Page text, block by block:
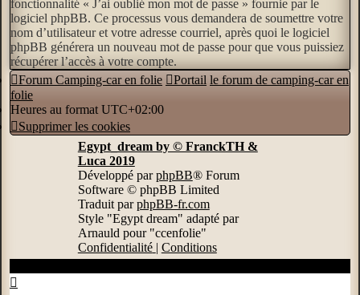
fonctionnalité « J’ai oublié mon mot de passe » fournie par le
logiciel phpBB. Ce processus vous demandera de soumettre votre
nom d’utilisateur et votre adresse courriel, après quoi le logiciel
phpBB générera un nouveau mot de passe pour que vous puissiez
récupérer l’accès à votre compte.
Forum Camping-car en folie
Portail le forum de camping-car en
folie
Heures au format UTC+02:00
Supprimer les cookies
Egypt_dream by © FranckTH &
Luca 2019
Développé parphpBB® Forum
Software © phpBB Limited
Traduit parphpBB-fr.com
Style "Egypt dream" adapté par
Arnauld pour "ccenfolie"
Confidentialité | Conditions